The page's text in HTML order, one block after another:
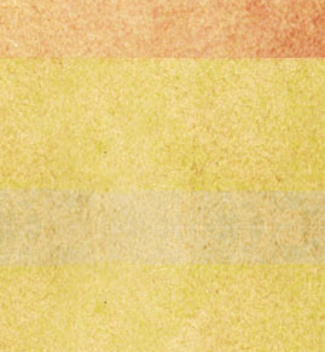
Scat
ssp
TRW